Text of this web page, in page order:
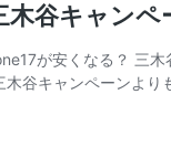
谷キャン
が安くなる？ 三
木谷キャンペーンよ